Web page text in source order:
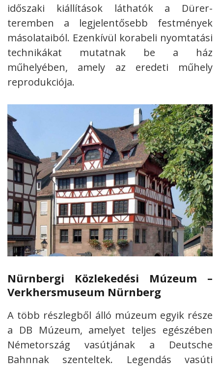
időszaki kiállítások láthatók a Dürer-
teremben a legjelentősebb festmények
másolataiból. Ezenkívül korabeli nyomtatási
technikákat mutatnak be a ház
műhelyében, amely az eredeti műhely
reprodukciója.
Nürnbergi Közlekedési Múzeum –
Verkhersmuseum Nürnberg
A több részlegből álló múzeum egyik része
a DB Múzeum, amelyet teljes egészében
Németország vasútjának a Deutsche
Bahnnak szenteltek. Legendás vasúti